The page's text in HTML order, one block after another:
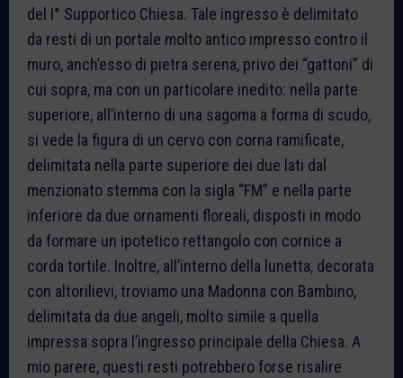
del I° Supportico Chiesa. Tale ingresso è delimitato
da resti di un portale molto antico impresso contro il
muro, anch’esso di pietra serena, privo dei “gattoni” di
cui sopra, ma con un particolare inedito: nella parte
superiore, all’interno di una sagoma a forma di scudo,
si vede la figura di un cervo con corna ramificate,
delimitata nella parte superiore dei due lati dal
menzionato stemma con la sigla “FM” e nella parte
inferiore da due ornamenti floreali, disposti in modo
da formare un ipotetico rettangolo con cornice a
corda tortile. Inoltre, all’interno della lunetta, decorata
con altorilievi, troviamo una Madonna con Bambino,
delimitata da due angeli, molto simile a quella
impressa sopra l’ingresso principale della Chiesa. A
mio parere, questi resti potrebbero forse risalire